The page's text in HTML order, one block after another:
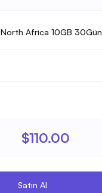
Africa 10GB 30Gün
$110.00
Satın Al